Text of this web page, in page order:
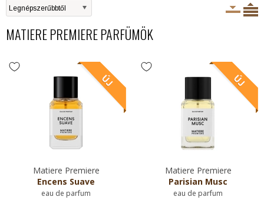
MATIERE PREMIERE PARFÜMÖK
Matiere Premiere
Encens Suave
eau de parfum
Matiere Premiere
Parisian Musc
eau de parfum